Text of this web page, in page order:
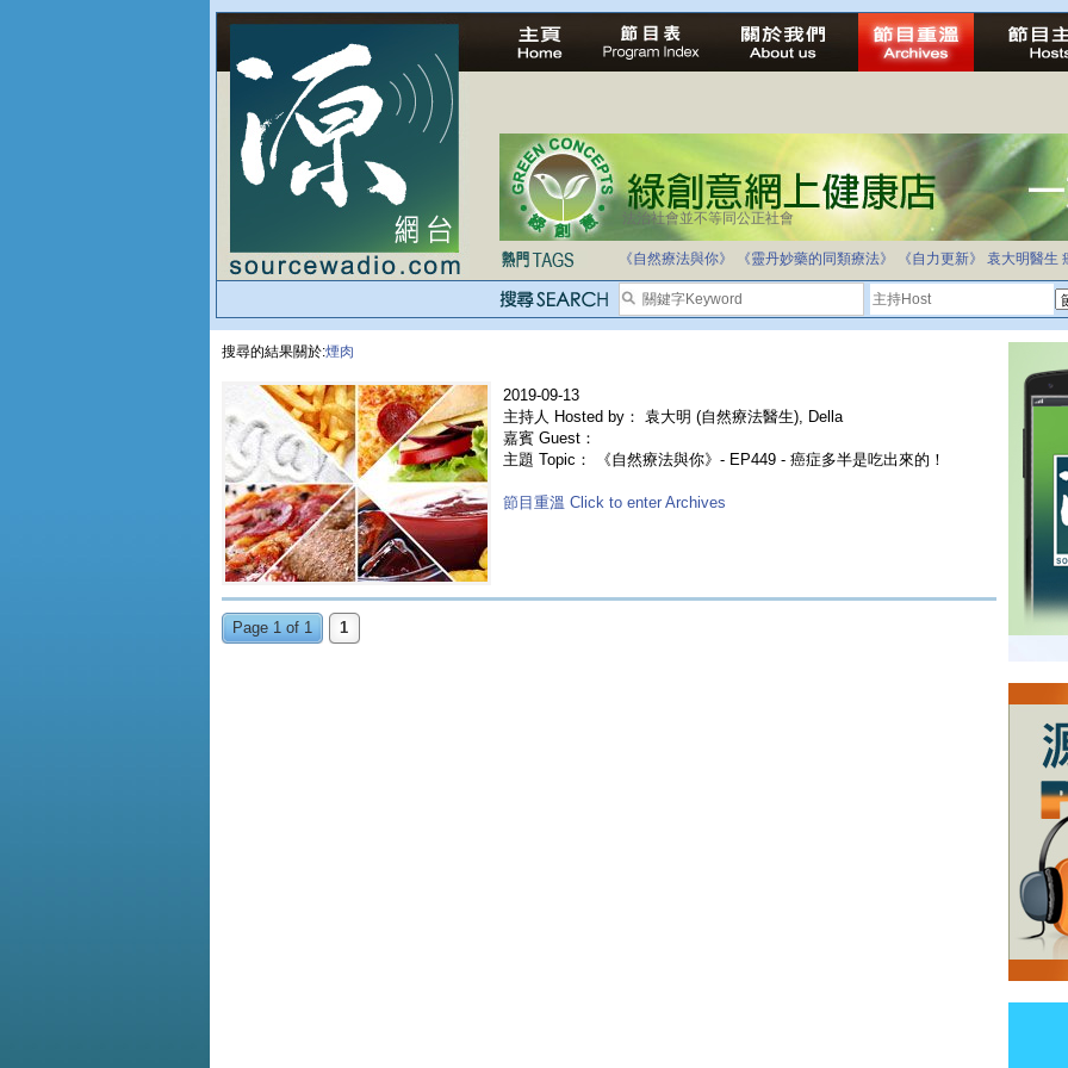
法治社會並不等同公正社會
自家教育合法化-推動多元化教育，全民學卷制
《自然療法與你》
《靈丹妙藥的同類療法》 《自力更新》 袁大明醫生
搜尋的結果關於:煙肉
2019-09-13
主持人 Hosted by： 袁大明 (自然療法醫生), Della
嘉賓 Guest：
主題 Topic： 《自然療法與你》- EP449 - 癌症多半是吃出來的！
節目重溫 Click to enter Archives
Page 1 of 1 1